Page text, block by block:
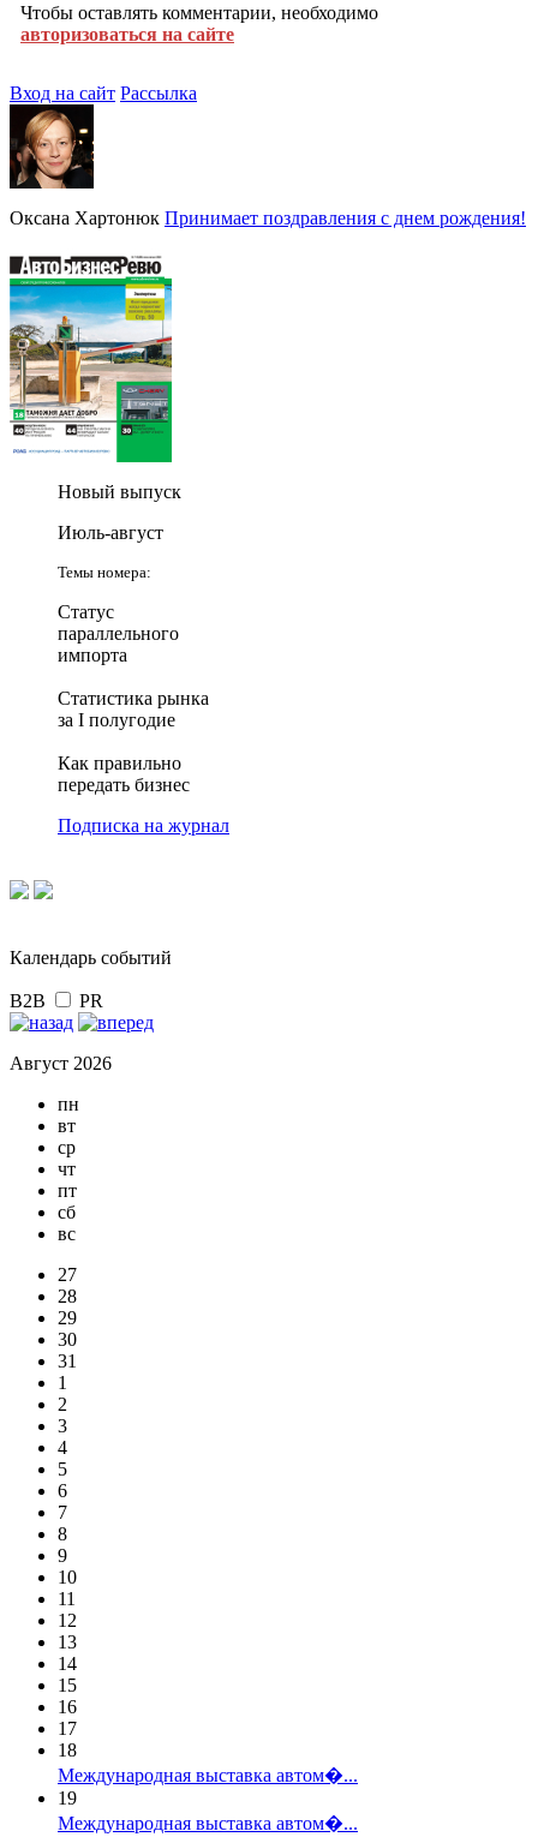
Чтобы оставлять комментарии, необходимо
авторизоваться на сайте
Вход на сайт Рассылка
Оксана Хартонюк Принимает поздравления с днем рождения!
Новый выпуск
Июль-август
Темы номера:
Статус
параллельного
импорта
Статистика рынка
за I полугодие
Как правильно
передать бизнес
Подписка на журнал
Календарь событий
B2B PR
Август 2026
пн
вт
ср
чт
пт
сб
вс
27
28
29
30
31
1
2
3
4
5
6
7
8
9
10
11
12
13
14
15
16
17
18
Международная выставка автом�...
19
Международная выставка автом�...